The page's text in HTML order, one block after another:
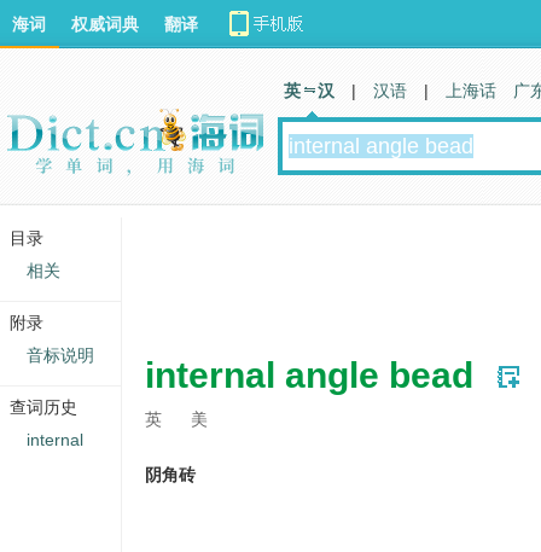
internal angle bead
英 美
阴角砖
海词 权威词典 翻译
英 汉 | 汉语 | 上海话 广
目录
相关
附录
音标说明
查词历史
internal